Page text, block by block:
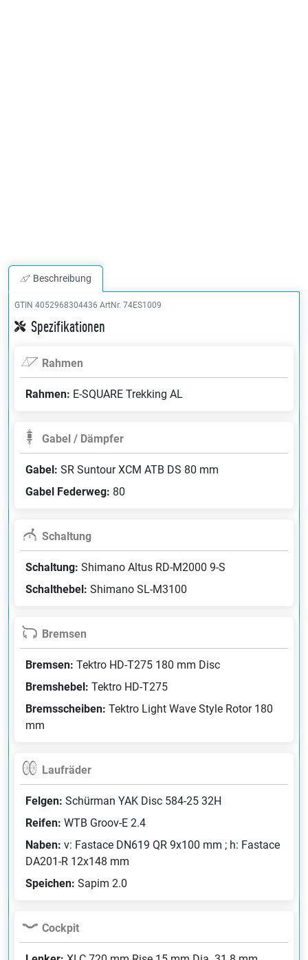
Beschreibung
GTIN 4052968304436 ArtNr. 74ES1009
Spezifikationen
Rahmen
Rahmen: E-SQUARE Trekking AL
Gabel / Dämpfer
Gabel: SR Suntour XCM ATB DS 80 mm
Gabel Federweg: 80
Schaltung
Schaltung: Shimano Altus RD-M2000 9-S
Schalthebel: Shimano SL-M3100
Bremsen
Bremsen: Tektro HD-T275 180 mm Disc
Bremshebel: Tektro HD-T275
Bremsscheiben: Tektro Light Wave Style Rotor 180
mm
Laufräder
Felgen: Schürman YAK Disc 584-25 32H
Reifen: WTB Groov-E 2.4
Naben: v: Fastace DN619 QR 9x100 mm ; h: Fastace
DA201-R 12x148 mm
Speichen: Sapim 2.0
Cockpit